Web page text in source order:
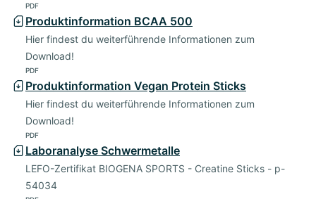
PDF
Produktinformation BCAA 500
Hier findest du weiterführende Informationen zum
Download!
PDF
Produktinformation Vegan Protein Sticks
Hier findest du weiterführende Informationen zum
Download!
PDF
Laboranalyse Schwermetalle
LEFO-Zertifikat BIOGENA SPORTS - Creatine Sticks - p-
54034